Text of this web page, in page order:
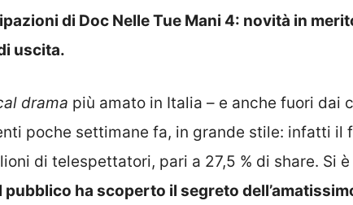
di Doc Nelle Tue Mani 4: novità in
uscita.
drama più amato in Italia – e anche fuori dai
poche settimane fa, in grande stile: infatti il
di telespettatori, pari a 27,5 % di share. Si è
pubblico ha scoperto il segreto